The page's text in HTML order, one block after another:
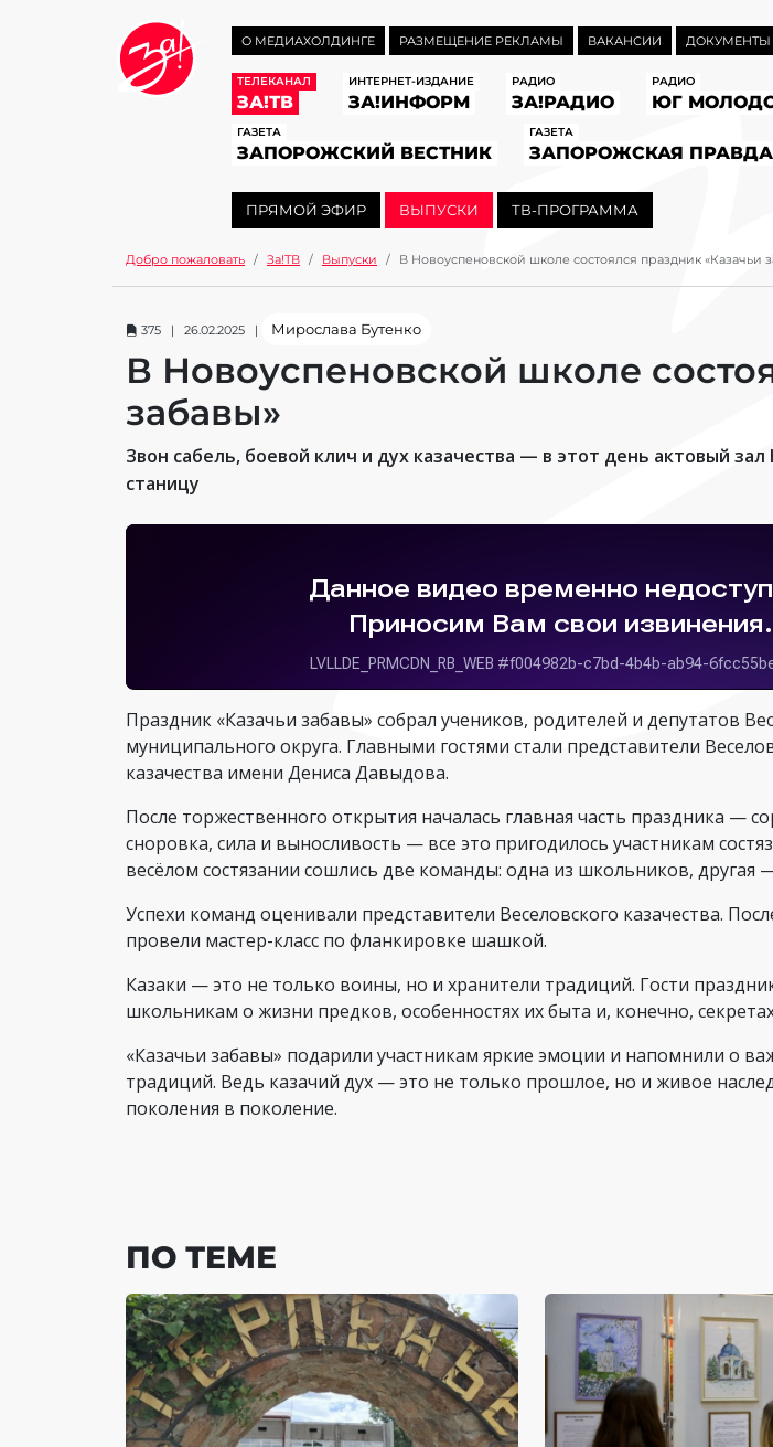
О МЕДИАХОЛДИНГЕ РАЗМЕЩЕНИЕ РЕКЛАМЫ ВАКАНСИИ ДОКУМЕНТЫ
ТЕЛЕКАНАЛ
ЗА!ТВ
ИНТЕРНЕТ-ИЗДАНИЕ
ЗА!ИНФОРМ
РАДИО
ЗА!РАДИО
РАДИО
ЮГ
ГАЗЕТА
ЗАПОРОЖСКИЙ ВЕСТНИК
ГАЗЕТА
ЗАПОРОЖСКАЯ ПРАВДА
ПРЯМОЙ ЭФИР ВЫПУСКИ ТВ-ПРОГРАММА
Добро пожаловать За!ТВ Выпуски В Новоуспеновской школе состоялся праздник «Казачьи
375 | 26.02.2025 | Мирослава Бутенко
В Новоуспеновской школе
забавы»
Звон сабель, боевой клич и дух казачества — в этот день актовый
станицу
Праздник «Казачьи забавы» собрал учеников, родителей и депутатов
муниципального округа. Главными гостями стали представители
казачества имени Дениса Давыдова.
После торжественного открытия началась главная часть праздника —
сноровка, сила и выносливость — все это пригодилось участникам
весёлом состязании сошлись две команды: одна из школьников, другая
Успехи команд оценивали представители Веселовского казачества.
провели мастер-класс по фланкировке шашкой.
Казаки — это не только воины, но и хранители традиций. Гости
школьникам о жизни предков, особенностях их быта и, конечно,
«Казачьи забавы» подарили участникам яркие эмоции и напомнили о
традиций. Ведь казачий дух — это не только прошлое, но и живое
поколения в поколение.
ПО ТЕМЕ